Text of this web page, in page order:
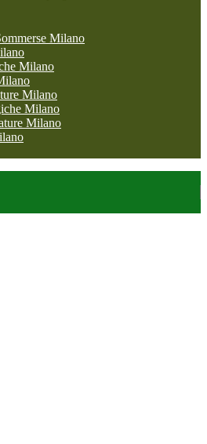
Milano
Milano
Milano
Milano
Milano